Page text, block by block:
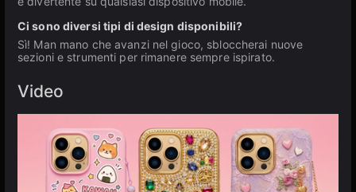
Ci sono diversi tipi di design disponibili?
Sì! Man mano che avanzi nel gioco, sbloccherai nuove
sezioni e strumenti per rimanere sempre ispirato.
Video